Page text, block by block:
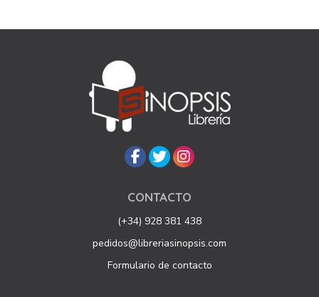
CONTACTO
(+34) 928 381 438
pedidos@libreriasinopsis.com
Formulario de contacto